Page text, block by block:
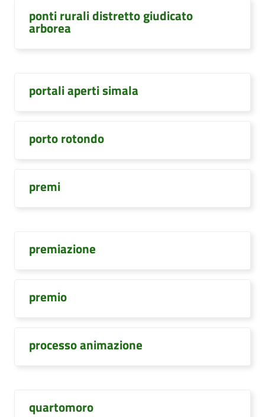
ponti rurali distretto giudicato
arborea
portali aperti simala
porto rotondo
premi
premiazione
premio
processo animazione
quartomoro